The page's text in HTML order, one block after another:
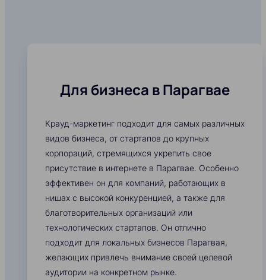
Для бизнеса в Парагвае
Крауд-маркетинг подходит для самых различных
видов бизнеса, от стартапов до крупных
корпораций, стремящихся укрепить свое
присутствие в интернете в Парагвае. Особенно
эффективен он для компаний, работающих в
нишах с высокой конкуренцией, а также для
благотворительных организаций или
технологических стартапов. Он отлично
подходит для локальных бизнесов Парагвая,
желающих привлечь внимание своей целевой
аудитории на конкретном рынке.